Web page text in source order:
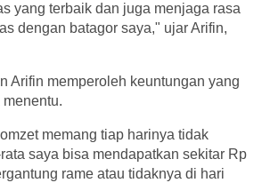
yang terbaik dan juga menjaga rasa
dengan batagor saya," ujar Arifin,
Arifin memperoleh keuntungan yang
memang tiap harinya tidak
saya bisa mendapatkan sekitar Rp
rame atau tidaknya di hari